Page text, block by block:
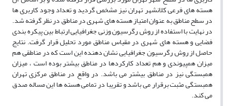
هسته های فرعی کلانشهر تهران نیز مشخص گردید و تعداد وجود کاربری ها
در سطح مناطق به عنوان امتیاز هسته های شهری در مناطق در نظر گرفته شد.
در نهایت با استفاده از روش رگرسیون وزنی جغرافیایی ارتباط بین پیکره بندی
فضایی و هسته های شهری در مقیاس مناطق مورد تحلیل قرار گرفت. نتایج
حاصل از روش رگرسیون جغرافیایی نشان دهنده این است که در مناطقی هم
میزان همپیوندی و هم تعداد کارکردها در مناطق بیشتر بوده است ، میزان
همبستگی نیز در مناطق بیشتر می باشد. در واقع در مناطق مرکزی تهران
همبستگی مثبت برقرار می باشد و تقریبا در تمامی هسته ها این مساله صدق
می کند.